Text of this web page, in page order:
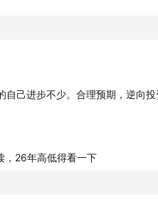
经典书籍
险是本金永久性亏损，还谈到
投资最重要的事》，邀请点石
观点
己进步不少。合理预期，逆向投
，26年高低得看一下